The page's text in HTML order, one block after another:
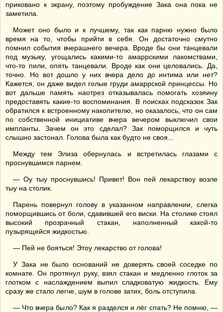
приковано к экрану, поэтому пробуждение Зака она пока не
заметила.
Может оно было и к лучшему, так как парню нужно было
время на то, чтобы прийти в себя. Он достаточно смутно
помнил события вчерашнего вечера. Вроде бы они танцевали
под музыку, угощались какими-то амаррскими лакомствами,
что-то пили, опять танцевали. Вроде как они целовались. Да,
точно. Но вот дошло у них вчера дело до интима или нет?
Кажется, он даже видел голые груди амаррской принцессы. Но
вот дальше память наотрез отказывалась помогать хозяину
предоставять какие-то воспоминания. В поисках подсказок Зак
обратился к встроенному накопителю, но оказалось, что он сам
по собственной инициативе вчера вечером выключил свои
импланты. Зачем он это сделал? Зак поморщился и чуть
слышно застонал. Голова была как будто не своя...
Между тем Элиза обернулась и встретилась глазами с
проснувшимся парнем.
— Оу тыу проснувшись! Привет! Вон пей лекарствоу возле
тыу на столик.
Парень повернул голову в указанном направлении, слегка
поморщившись от боли, сдавившей его виски. На столике стоял
высокий прозрачный стакан, наполненный какой-то
пузырящейся жидкостью.
— Пей не бояться! Этоу лекарство от голова!
У Зака не было оснований не доверять своей соседке по
комнате. Он протянул руку, взял стакан и медленно глоток за
глотком с наслаждением выпил сладковатую жидкость. Ему
сразу же стало легче, шум в голове затих, боль отступила.
— Что вчера было? Как я разделся и лёг спать? Не помню, —